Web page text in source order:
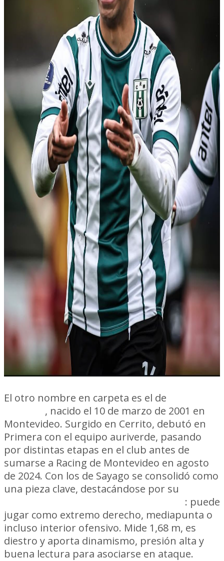
El otro nombre en carpeta es el de
, nacido el 10 de marzo de 2001 en
Montevideo. Surgido en Cerrito, debutó en
Primera con el equipo auriverde, pasando
por distintas etapas en el club antes de
sumarse a Racing de Montevideo en agosto
de 2024. Con los de Sayago se consolidó como
una pieza clave, destacándose por su
: puede
jugar como extremo derecho, mediapunta o
incluso interior ofensivo. Mide 1,68 m, es
diestro y aporta dinamismo, presión alta y
buena lectura para asociarse en ataque.